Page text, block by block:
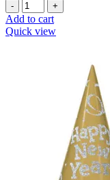
Dekoracije
Welcome
Girl
Add to cart
Quick view